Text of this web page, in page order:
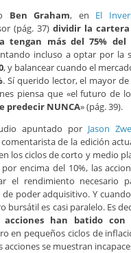
Ben Graham, en El
(pág. 37) dividir la
tengan más del 75%
incluso a optar por la
, y balancear cuando el
. Sí querido lector, el mayor
piensa que «el futuro de
predecir NUNCA» (pág. 39).
apuntado por Jason
de la edición
los ciclos de corto y medio
encima del 10%, las
el rendimiento necesario
poder adquisitivo. Y
bursátil es casi paralelo. Es
acciones han batido
en pequeños ciclos de
acciones se muestran